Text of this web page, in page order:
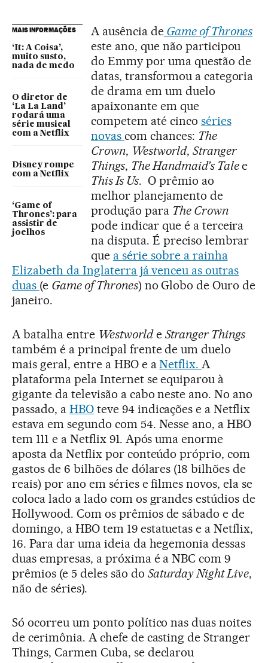
MAIS INFORMAÇÕES
‘It: A Coisa’,
muito susto,
nada de medo
O diretor de
‘La La Land’
rodará uma
série musical
com a Netflix
Disney rompe
com a Netflix
‘Game of
Thrones’: para
assistir de
joelhos
A ausência deGame of Thrones
este ano, que não participou
do Emmy por uma questão de
datas, transformou a categoria
de drama em um duelo
apaixonante em que
competem até cinco séries
novas com chances: The
Crown, Westworld, Stranger
Things, The Handmaid’s Talee
This Is Us. O prêmio ao
melhor planejamento de
produção para The Crown
pode indicar que é a terceira
na disputa. É preciso lembrar
que a série sobre a rainha
Elizabeth da Inglaterra já venceu as outras
duas (e Game of Thrones) no Globo de Ouro de
janeiro.
A batalha entre Westworlde Stranger Things
também é a principal frente de um duelo
mais geral, entre a HBO e aNetflix.A
plataforma pela Internet se equiparou à
gigante da televisão a cabo neste ano. No ano
passado, a HBOteve 94 indicações e a Netflix
estava em segundo com 54. Nesse ano, a HBO
tem 111 e a Netflix 91. Após uma enorme
aposta da Netflix por conteúdo próprio, com
gastos de 6 bilhões de dólares (18 bilhões de
reais) por ano em séries e filmes novos, ela se
coloca lado a lado com os grandes estúdios de
Hollywood. Com os prêmios de sábado e de
domingo, a HBO tem 19 estatuetas e a Netflix,
16. Para dar uma ideia da hegemonia dessas
duas empresas, a próxima é a NBC com 9
prêmios (e 5 deles são do Saturday Night Live,
não de séries).
Só ocorreu um ponto político nas duas noites
de cerimônia. A chefe de casting de Stranger
Things, Carmen Cuba, se declarou